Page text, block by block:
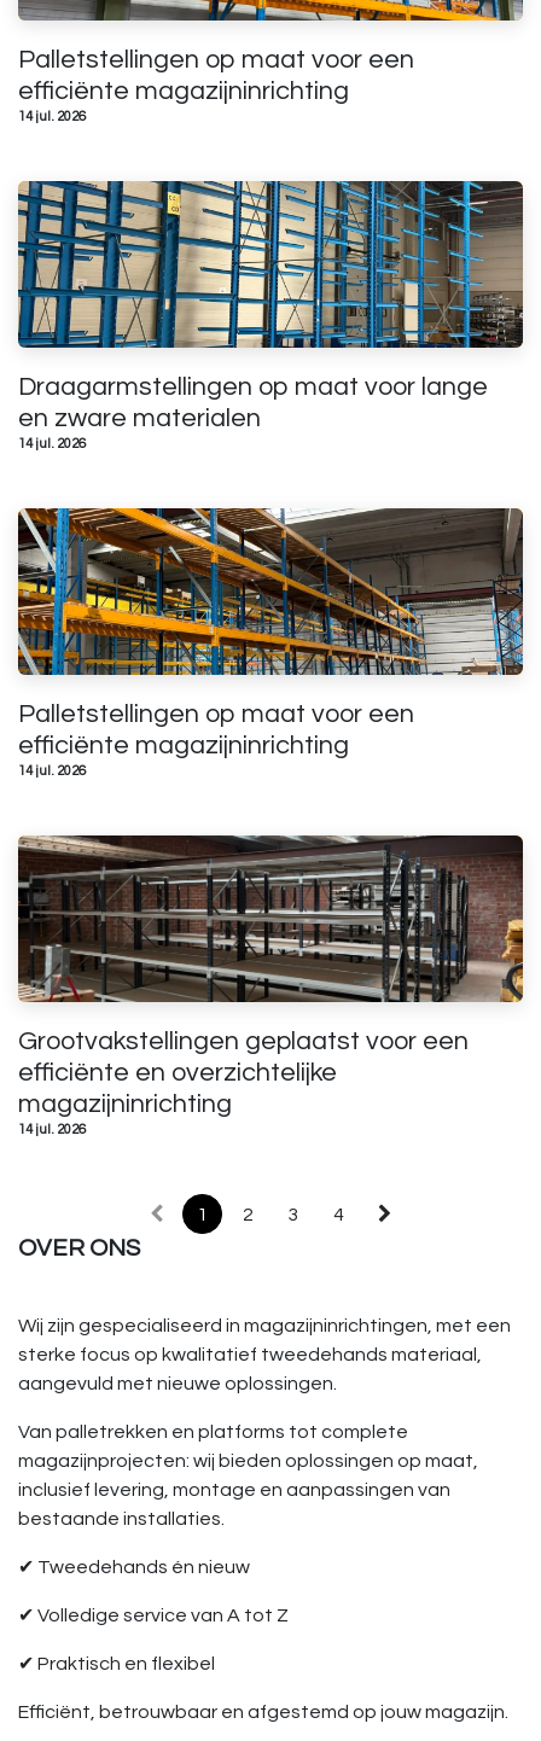
Palletstellingen op maat voor een
efficiënte magazijninrichting
14 jul. 2026
Draagarmstellingen op maat voor lange
en zware materialen
14 jul. 2026
Palletstellingen op maat voor een
efficiënte magazijninrichting
14 jul. 2026
Grootvakstellingen geplaatst voor een
efficiënte en overzichtelijke
magazijninrichting
14 jul. 2026
1 2 3 4
OVER ONS
Wij zijn gespecialiseerd in magazijninrichtingen, met een
sterke focus op kwalitatief tweedehands materiaal,
aangevuld met nieuwe oplossingen.
Van palletrekken en platforms tot complete
magazijnprojecten: wij bieden oplossingen op maat,
inclusief levering, montage en aanpassingen van
bestaande installaties.
✔ Tweedehands én nieuw
✔ Volledige service van A tot Z
✔ Praktisch en flexibel
Efficiënt, betrouwbaar en afgestemd op jouw magazijn.